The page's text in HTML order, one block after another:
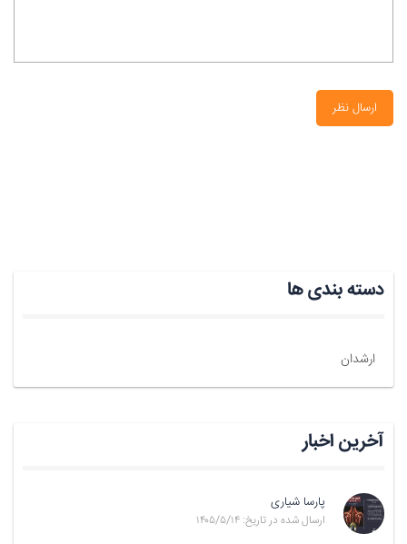
ارسال نظر
دسته بندی ها
ارشدان
آخرین اخبار
پارسا شیاری
ارسال شده در تاریخ: ۱۴۰۵/۵/۱۴